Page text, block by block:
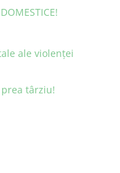
ale violenţei
târziu!